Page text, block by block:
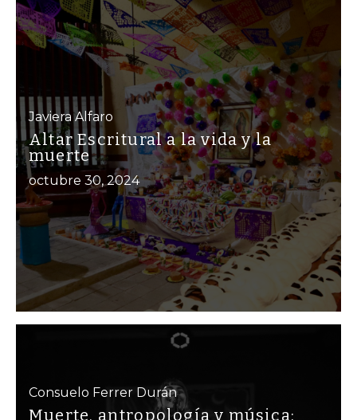
Javiera Alfaro
Altar Escritural a la vida y la
muerte
octubre 30, 2024
Consuelo Ferrer Durán
Muerte, antropología y música: